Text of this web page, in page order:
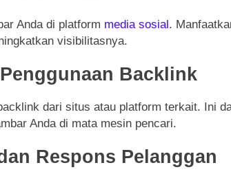
Anda di platform media sosial.
visibilitasnya.
Backlink
dari situs atau platform terkait. Ini
Anda di mata mesin pencari.
Respons Pelanggan